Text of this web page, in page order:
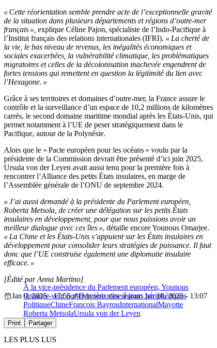
« Cette réorientation semble prendre acte de l’exceptionnelle gravité
de la situation dans plusieurs départements et régions d’outre-mer
français », explique Céline Pajon, spécialiste de l’Indo-Pacifique à
l’Institut français des relations internationales (IFRI). « La cherté de
la vie, le bas niveau de revenus, les inégalités économiques et
sociales exacerbées, la vulnérabilité climatique, les problématiques
migratoires et celles de la décolonisation inachevée engendrent de
fortes tensions qui remettent en question la légitimité du lien avec
l’Hexagone. »
Grâce à ses territoires et domaines d’outre-mer, la France assure le
contrôle et la surveillance d’un espace de 10,2 millions de kilomètres
carrés, le second domaine maritime mondial après les États-Unis, qui
permet notamment à l’UE de peser stratégiquement dans le
Pacifique, autour de la Polynésie.
Alors que le « Pacte européen pour les océans » voulu par la
présidente de la Commission devrait être présenté d’ici juin 2025,
Ursula von der Leyen avait aussi tenu pour la première fois à
rencontrer l’Alliance des petits États insulaires, en marge de
l’Assemblée générale de l’ONU de septembre 2024.
« J’ai aussi demandé à la présidente du Parlement européen,
Roberta Metsola, de créer une délégation sur les petits États
insulaires en développement, pour que nous puissions avoir un
meilleur dialogue avec ces îles », détaille encore Younous Omarjee.
« La Chine et les États-Unis s’appuient sur les États insulaires en
développement pour consolider leurs stratégies de puissance. Il faut
donc que l’UE construise également une diplomatie insulaire
efficace. »
À la vice-présidence du Parlement européen, Younous
Omarjee veut porter la voix des régions périphériques
[Édité par Anna Martino]
Jan 9, 2025 - 17:55
Dernière mise à jour: Jan 10, 2025 - 13:07
PolitiqueChineFrançois BayrouInternationalMayotte
Roberta MetsolaUrsula von der Leyen
Print Partager
LES PLUS LUS